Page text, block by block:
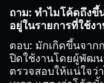
ถาม: ทำไมโค้ดถึง
อยู่ในรายการที่ใช้ง
ตอบ: มักเกิดขึ้นจาก
ปิดใช้งานโดยผู้พัฒน
ตรวจสอบให้แน่ใจว่